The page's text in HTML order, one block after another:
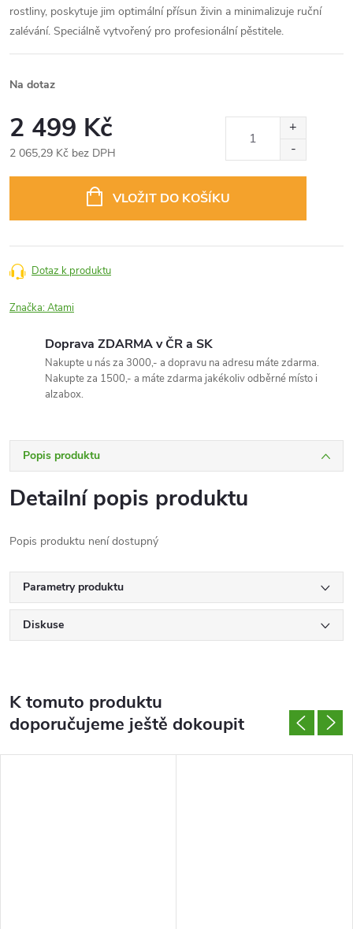
rostliny, poskytuje jim optimální přísun živin a minimalizuje ruční
zalévání. Speciálně vytvořený pro profesionální pěstitele.
Na dotaz
2 499 Kč
2 065,29 Kč bez DPH
VLOŽIT DO KOŠÍKU
Dotaz k produktu
Značka:Atami
Doprava ZDARMA v ČR a SK
Nakupte u nás za 3000,- a dopravu na adresu máte zdarma.
Nakupte za 1500,- a máte zdarma jakékoliv odběrné místo i
alzabox.
Popis produktu
Detailní popis produktu
Popis produktu není dostupný
Parametry produktu
Diskuse
K tomuto produktu
doporučujeme ještě dokoupit